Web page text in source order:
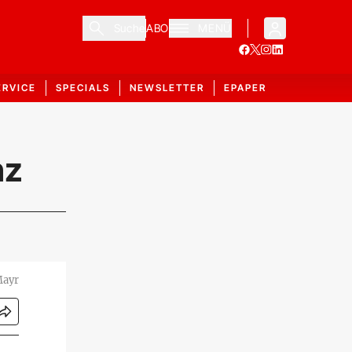
ABO
SPECIALS NEWSLETTER EPAPER